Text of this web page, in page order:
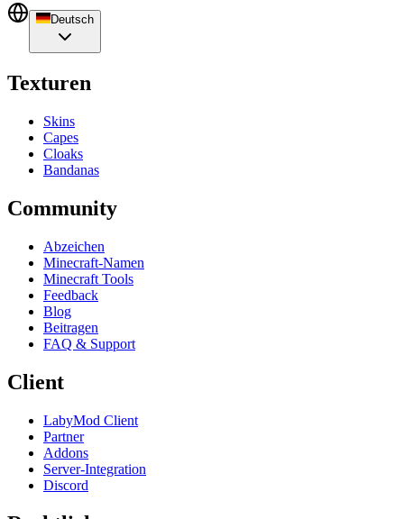
Deutsch
Texturen
Skins
Capes
Cloaks
Bandanas
Community
Abzeichen
Minecraft-Namen
Minecraft Tools
Feedback
Blog
Beitragen
FAQ & Support
Client
LabyMod Client
Partner
Addons
Server-Integration
Discord